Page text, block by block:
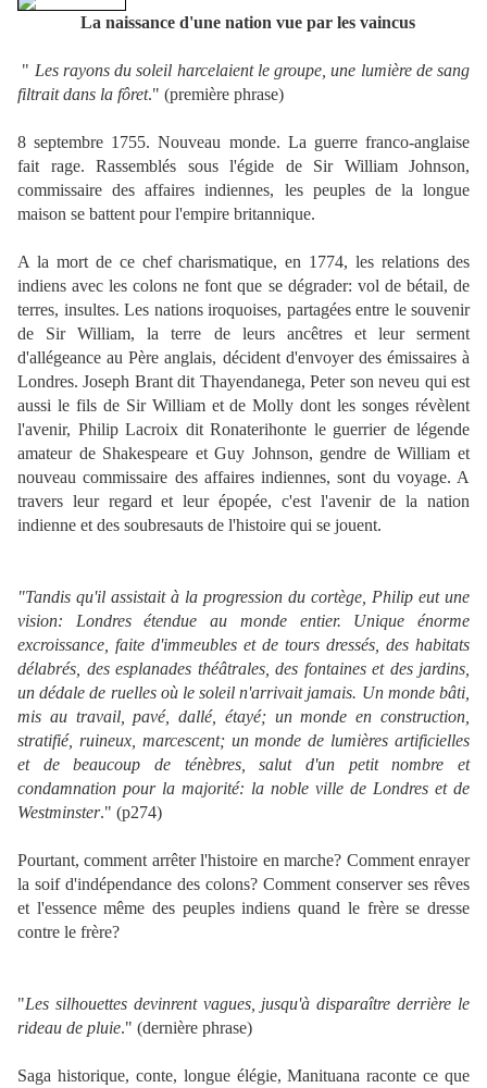
La naissance d'une nation vue par les vaincus
" Les rayons du soleil harcelaient le groupe, une lumière de sang
filtrait dans la fôret." (première phrase)
8 septembre 1755. Nouveau monde. La guerre franco-anglaise
fait rage. Rassemblés sous l'égide de Sir William Johnson,
commissaire des affaires indiennes, les peuples de la longue
maison se battent pour l'empire britannique.
A la mort de ce chef charismatique, en 1774, les relations des
indiens avec les colons ne font que se dégrader: vol de bétail, de
terres, insultes. Les nations iroquoises, partagées entre le souvenir
de Sir William, la terre de leurs ancêtres et leur serment
d'allégeance au Père anglais, décident d'envoyer des émissaires à
Londres. Joseph Brant dit Thayendanega, Peter son neveu qui est
aussi le fils de Sir William et de Molly dont les songes révèlent
l'avenir, Philip Lacroix dit Ronaterihonte le guerrier de légende
amateur de Shakespeare et Guy Johnson, gendre de William et
nouveau commissaire des affaires indiennes, sont du voyage. A
travers leur regard et leur épopée, c'est l'avenir de la nation
indienne et des soubresauts de l'histoire qui se jouent.
"Tandis qu'il assistait à la progression du cortège, Philip eut une
vision: Londres étendue au monde entier. Unique énorme
excroissance, faite d'immeubles et de tours dressés, des habitats
délabrés, des esplanades théâtrales, des fontaines et des jardins,
un dédale de ruelles où le soleil n'arrivait jamais. Un monde bâti,
mis au travail, pavé, dallé, étayé; un monde en construction,
stratifié, ruineux, marcescent; un monde de lumières artificielles
et de beaucoup de ténèbres, salut d'un petit nombre et
condamnation pour la majorité: la noble ville de Londres et de
Westminster." (p274)
Pourtant, comment arrêter l'histoire en marche? Comment enrayer
la soif d'indépendance des colons? Comment conserver ses rêves
et l'essence même des peuples indiens quand le frère se dresse
contre le frère?
"Les silhouettes devinrent vagues, jusqu'à disparaître derrière le
rideau de pluie." (dernière phrase)
Saga historique, conte, longue élégie, Manituana raconte ce que